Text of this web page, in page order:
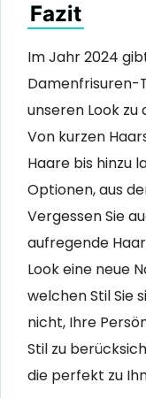
Fazit
Im Jahr 2024
Damenfrisuren-
unseren Look zu
Von kurzen
Haare bis hinzu
Optionen, aus
Vergessen Sie
aufregende
Look eine neue
welchen Stil Sie
nicht, Ihre
Stil zu
die perfekt zu